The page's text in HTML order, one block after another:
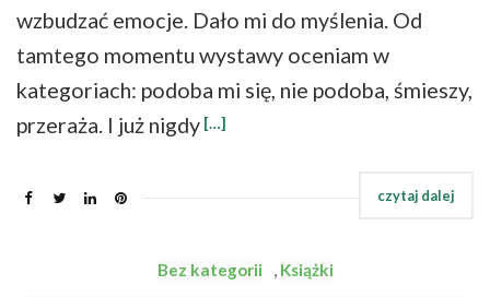
wzbudzać emocje. Dało mi do myślenia. Od
tamtego momentu wystawy oceniam w
kategoriach: podoba mi się, nie podoba, śmieszy,
przeraża. I już nigdy […]
Bez kategorii , Książki